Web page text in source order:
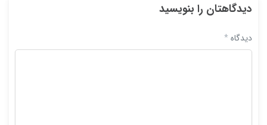
دیدگاهتان را بنویسید
دیدگاه *